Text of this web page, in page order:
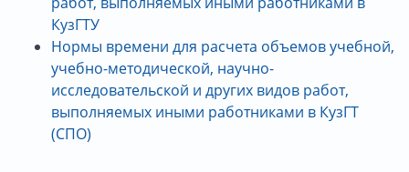
КузГТУ
Нормы времени для расчета объемов учебной,
учебно-методической, научно-
исследовательской и других видов работ,
выполняемых иными работниками в КузГТ
(СПО)